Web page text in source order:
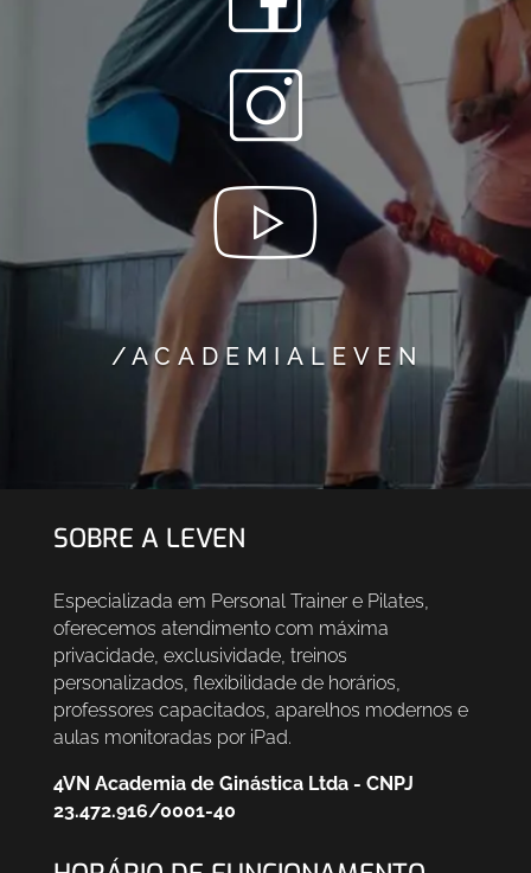
/ACADEMIALEVEN
SOBRE A LEVEN
Especializada em Personal Trainer e Pilates,
oferecemos atendimento com máxima
privacidade, exclusividade, treinos
personalizados, flexibilidade de horários,
professores capacitados, aparelhos modernos e
aulas monitoradas por iPad.
4VN Academia de Ginástica Ltda - CNPJ
23.472.916/0001-40